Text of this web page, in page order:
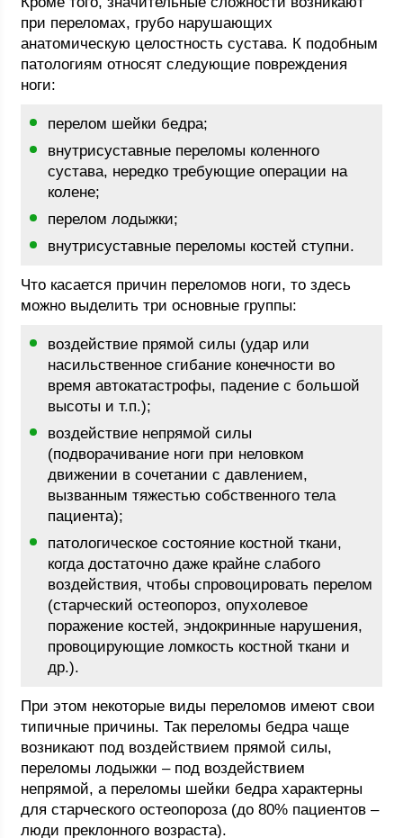
при переломах, грубо нарушающих
анатомическую целостность сустава. К подобным
патологиям относят следующие повреждения
ноги:
перелом шейки бедра;
внутрисуставные переломы коленного
сустава, нередко требующие операции на
колене;
перелом лодыжки;
внутрисуставные переломы костей ступни.
Что касается причин переломов ноги, то здесь
можно выделить три основные группы:
воздействие прямой силы (удар или
насильственное сгибание конечности во
время автокатастрофы, падение с большой
высоты и т.п.);
воздействие непрямой силы
(подворачивание ноги при неловком
движении в сочетании с давлением,
вызванным тяжестью собственного тела
пациента);
патологическое состояние костной ткани,
когда достаточно даже крайне слабого
воздействия, чтобы спровоцировать перелом
(старческий остеопороз, опухолевое
поражение костей, эндокринные нарушения,
провоцирующие ломкость костной ткани и
др.).
При этом некоторые виды переломов имеют свои
типичные причины. Так переломы бедра чаще
возникают под воздействием прямой силы,
переломы лодыжки – под воздействием
непрямой, а переломы шейки бедра характерны
для старческого остеопороза (до 80% пациентов –
люди преклонного возраста).